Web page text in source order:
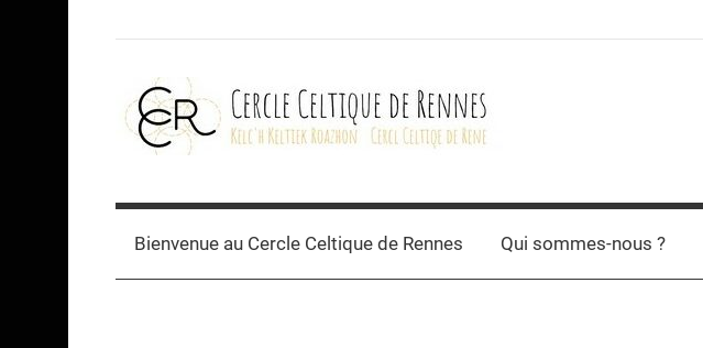
Cercle
celtique
Bienvenue au Cercle Celtique de Rennes Qui sommes-nous ?